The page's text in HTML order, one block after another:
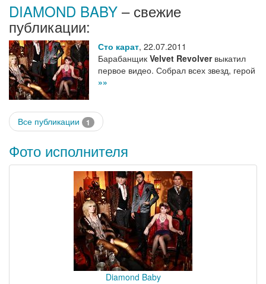
DIAMOND BABY – свежие
публикации:
Сто карат, 22.07.2011
Барабанщик Velvet Revolverвыкатил
первое видео. Собрал всех звезд, герой
»»
Все публикации 1
Фото исполнителя
Diamond Baby